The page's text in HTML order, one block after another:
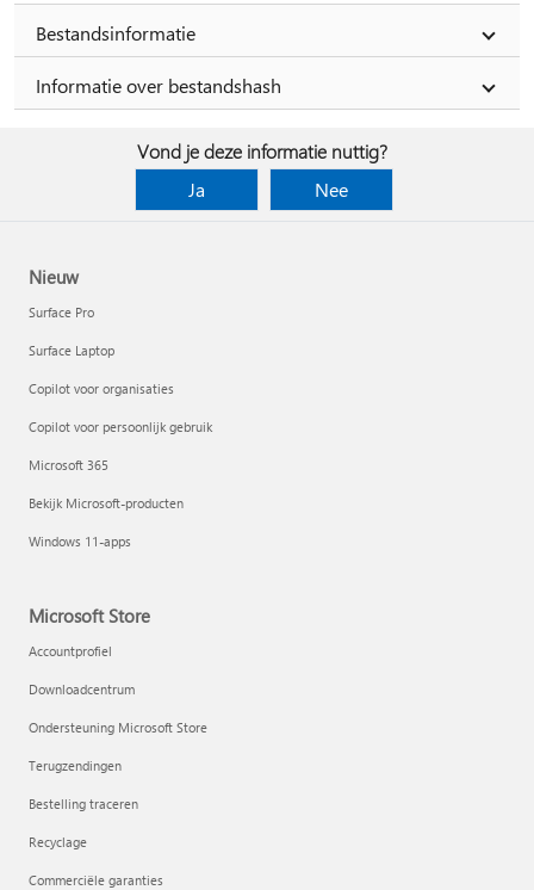
Bestandsinformatie
Informatie over bestandshash
Vond je deze informatie nuttig?
Ja
Nee
Nieuw
Surface Pro
Surface Laptop
Copilot voor organisaties
Copilot voor persoonlijk gebruik
Microsoft 365
Bekijk Microsoft-producten
Windows 11-apps
Microsoft Store
Accountprofiel
Downloadcentrum
Ondersteuning Microsoft Store
Terugzendingen
Bestelling traceren
Recyclage
Commerciële garanties